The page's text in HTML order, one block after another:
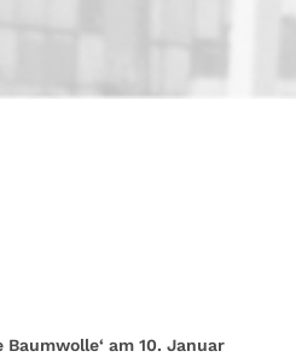
am 10. Januar